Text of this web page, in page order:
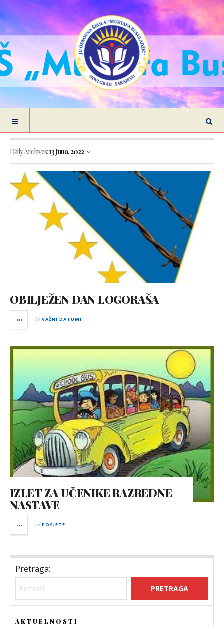
Daily Archives:13 Juna, 2022
OBILJEŽEN DAN LOGORAŠA
in VAŽNI DATUMI
IZLET ZA UČENIKE RAZREDNE
NASTAVE
in POSJETE
Pretraga:
AKTUELNOSTI